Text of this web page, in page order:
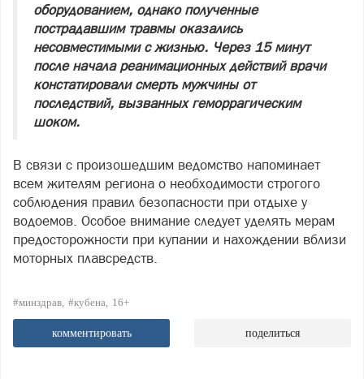
оборудованием, однако полученные
пострадавшим травмы оказались
несовместимыми с жизнью. Через 15 минут
после начала реанимационных действий врачи
констатировали смерть мужчины от
последствий, вызванных геморрагическим
шоком.
В связи с произошедшим ведомство напоминает
всем жителям региона о необходимости строгого
соблюдения правил безопасности при отдыхе у
водоемов. Особое внимание следует уделять мерам
предосторожности при купании и нахождении вблизи
моторных плавсредств.
#минздрав #кубена 16+
комментировать поделиться